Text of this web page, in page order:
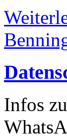
Infos